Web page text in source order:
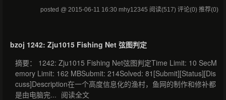
posted @ 2015-06-11 16:30 mhy12345 阅读(517) 评论(0) 推荐(0)
bzoj 1242: Zju1015 Fishing Net 弦图判定
摘要： 1242: Zju1015 Fishing Net弦图判定Time Limit: 10 SecM
emory Limit: 162 MBSubmit: 214Solved: 81[Submit][Status][Dis
cuss]Description在一个高度信息化的渔村，鱼网的制作和修补都
是由电脑完... 阅读全文